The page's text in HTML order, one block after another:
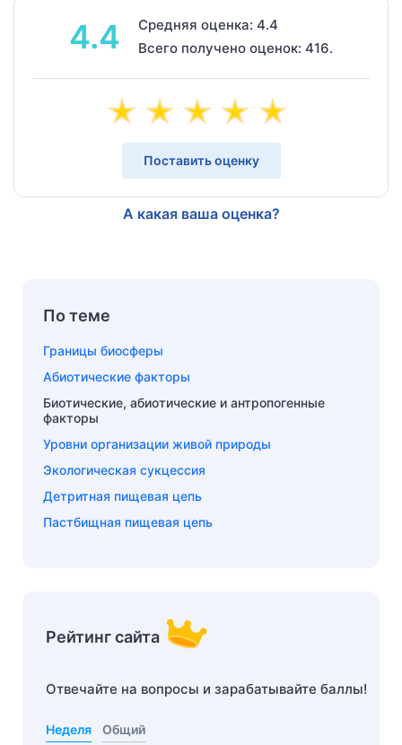
4.4
Средняя оценка: 4.4
Всего получено оценок: 416.
Поставить оценку
А какая ваша оценка?
По теме
Границы биосферы
Абиотические факторы
Биотические, абиотические и антропогенные
факторы
Уровни организации живой природы
Экологическая сукцессия
Детритная пищевая цепь
Пастбищная пищевая цепь
Рейтинг сайта
Отвечайте на вопросы и зарабатывайте баллы!
Неделя Общий